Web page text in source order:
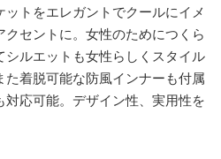
トをエレガントでクールにイメ
セントに。女性のためにつくら
ルエットも女性らしくスタイル
着脱可能な防風インナーも付属
対応可能。デザイン性、実用性を